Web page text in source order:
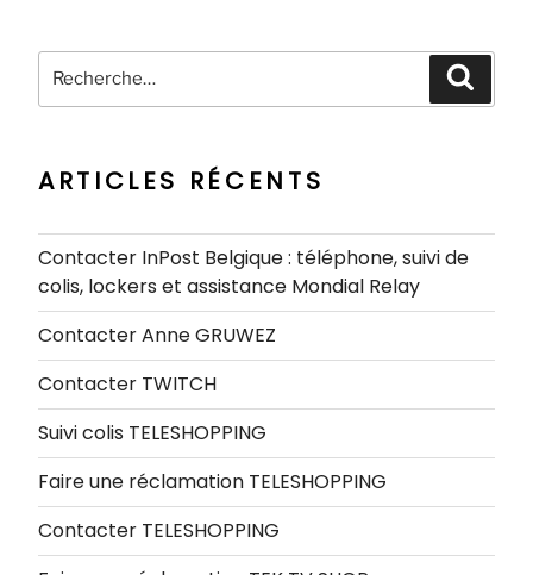
Recherche
pour
ARTICLES RÉCENTS
Contacter InPost Belgique : téléphone, suivi de
colis, lockers et assistance Mondial Relay
Contacter Anne GRUWEZ
Contacter TWITCH
Suivi colis TELESHOPPING
Faire une réclamation TELESHOPPING
Contacter TELESHOPPING